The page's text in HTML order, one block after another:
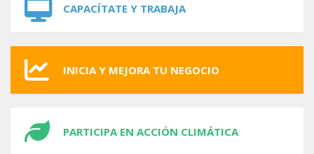
CAPACÍTATE Y TRABAJA
INICIA Y MEJORA TU NEGOCIO
PARTICIPA EN ACCIÓN CLIMÁTICA